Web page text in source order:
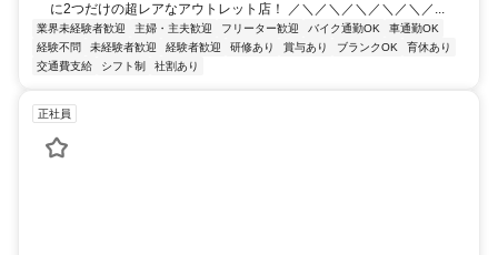
に2つだけの超レアなアウトレット店！ ／＼／＼／＼／＼／＼／...
業界未経験者歓迎 主婦・主夫歓迎 フリーター歓迎 バイク通勤OK
車通勤OK
経験不問
未経験者歓迎 経験者歓迎 研修あり 賞与あり ブランクOK
育休あり
交通費支給
シフト制 社割あり
正社員